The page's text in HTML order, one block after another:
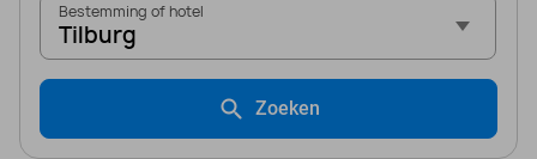
Bestemming of hotel
Tilburg
Zoeken